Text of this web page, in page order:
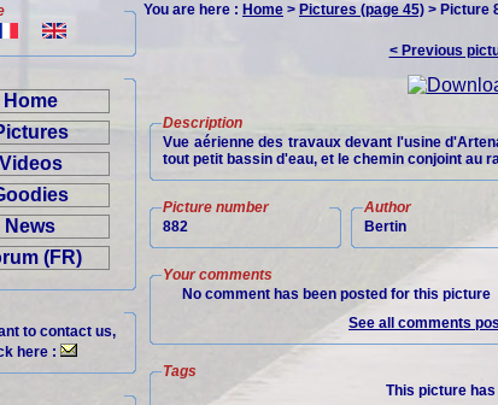
Home
Videos
News
(FR)
to contact us,
here :
You are here : Home > Pictures (page 45) > Picture
< Previous
Description
Vue aérienne des travaux devant l'usine
tout petit bassin d'eau, et le chemin conjoint au
Picture number
882
Author
Bertin
Your comments
No comment has been posted for this picture
See all comments
Tags
This picture